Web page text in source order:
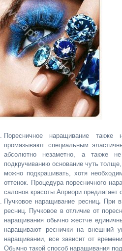
Поресничное наращивание также
промазывают специальным
абсолютно незаметно, а также
подкручиванию основание чуть
можно подкрашивать, хотя
оттенок. Процедура поресничного
салонов красоты Априори предлагает
Пучковое наращивание ресниц. При
ресниц. Пучковое в отличие от
наращивания обычно жестче
наращивают реснички на внешний
наращивании, все зависит от
Обычно такой способ наращивания